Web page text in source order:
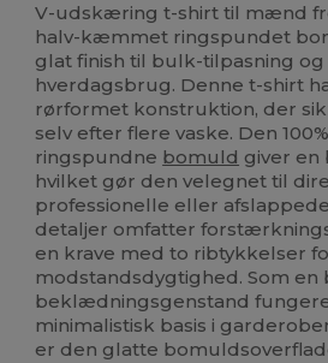
V-udskæring t-shirt til mænd
halv-kæmmet ringspundet
glat finish til bulk-tilpasning
hverdagsbrug. Denne t-shirt
rørformet konstruktion, der
selv efter flere vaske. Den
ringspundne bomuld giver en
hvilket gør den velegnet til
professionelle eller
detaljer omfatter
en krave med to ribtykkelser
modstandsdygtighed. Som en
beklædningsgenstand
minimalistisk basis i
er den glatte